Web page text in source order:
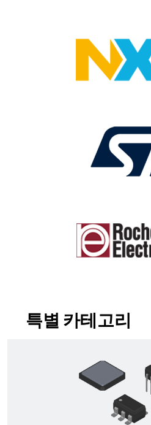
특별 카테고리